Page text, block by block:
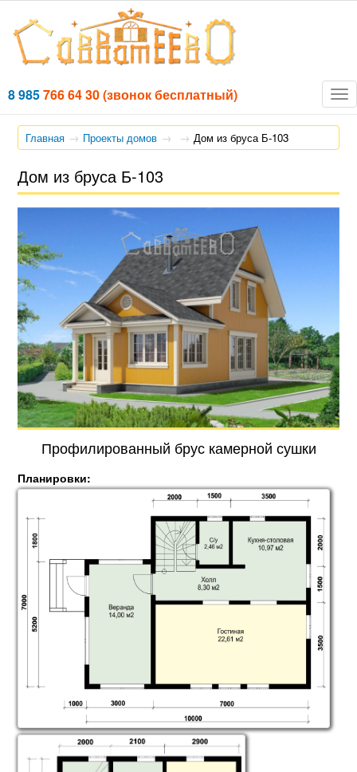
8 985766 64 30(звонок бесплатный)
Главная Проекты домов Дом из бруса Б-103
Дом из бруса Б-103
Профилированный брус камерной сушки
Планировки: